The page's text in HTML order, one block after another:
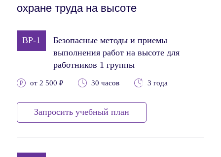
охране труда на высоте
BP-1
Безопасные методы и приемы
выполнения работ на высоте для
работников 1 группы
от 2 500 ₽ 30 часов 3 года
Запросить учебный план